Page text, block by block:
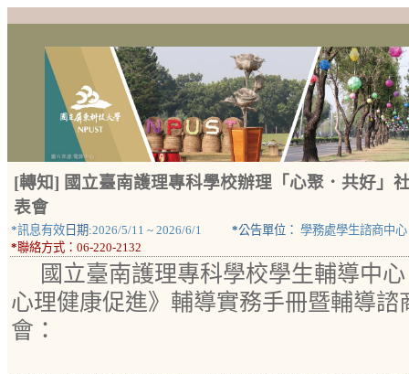
[轉知] 國立臺南護理專科學校辦理「心聚．共好」
表會
*訊息有效 日期:2026/5/11 ~ 2026/6/1 *公告單位： 學務處學生諮商中心
*聯絡方式： 06-220-2132
國立臺南護理專科學校學生輔導中
心理健康促進》輔導實務手冊暨輔導諮
會：